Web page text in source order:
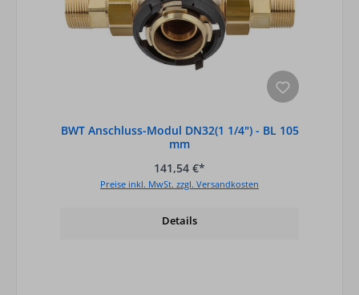
BWT Anschluss-Modul DN32(1 1/4") - BL 105
mm
141,54 €*
Preise inkl. MwSt. zzgl. Versandkosten
Details